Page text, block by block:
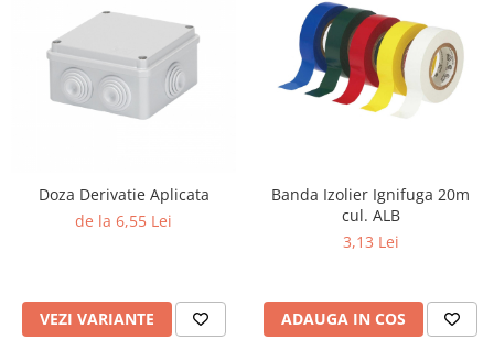
Doza Derivatie Aplicata
de la 6,55 Lei
VEZI VARIANTE
Banda Izolier Ignifuga 20m
cul. ALB
3,13 Lei
ADAUGA IN COS